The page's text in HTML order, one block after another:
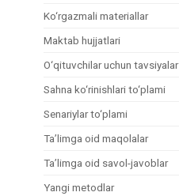
Ko‘rgazmali materiallar
Maktab hujjatlari
O‘qituvchilar uchun tavsiyalar
Sahna ko‘rinishlari to‘plami
Senariylar to‘plami
Ta’limga oid maqolalar
Ta’limga oid savol-javoblar
Yangi metodlar